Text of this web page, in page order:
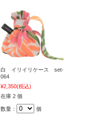
白 イリイリケース set-
064
¥2,350(税込)
在庫 2 個
数量： 個